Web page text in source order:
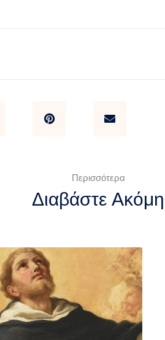
Περισσότερα
Διαβάστε Ακόμη